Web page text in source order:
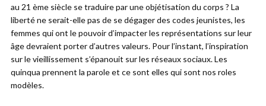
au 21 ème siècle se traduire par une objétisation du corps ? La
liberté ne serait-elle pas de se dégager des codes jeunistes, les
femmes qui ont le pouvoir d’impacter les représentations sur leur
âge devraient porter d’autres valeurs. Pour l’instant, l’inspiration
sur le vieillissement s’épanouit sur les réseaux sociaux. Les
quinqua prennent la parole et ce sont elles qui sont nos roles
modèles.